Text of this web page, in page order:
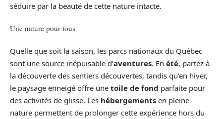
séduire par la beauté de cette nature intacte.
Une nature pour tous
Quelle que soit la saison, les parcs nationaux du Québec
sont une source inépuisable d’aventures. En été, partez à
la découverte des sentiers découvertes, tandis qu’en hiver,
le paysage enneigé offre une toile de fond parfaite pour
des activités de glisse. Les hébergements en pleine
nature permettent de prolonger cette expérience hors du